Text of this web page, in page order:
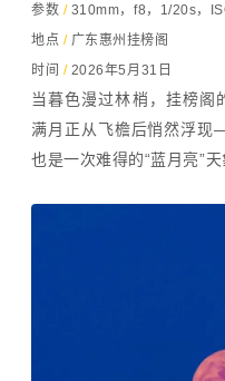
参数 / 310mm，f8， 1/20s，
地点 /广东惠州挂榜阁
时间 / 2026年5月31日
当暮色漫过林梢，挂榜阁
满月正从飞檐后悄然浮现
也是一次难得的“蓝月亮”天